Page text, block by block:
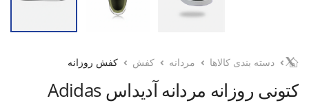
دسته بندی کالاها مردانه کفش کفش روزانه
کتونی روزانه مردانه آدیداس Adidas